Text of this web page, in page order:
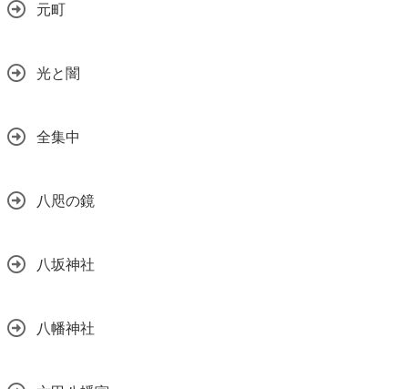
元町
光と闇
全集中
八咫の鏡
八坂神社
八幡神社